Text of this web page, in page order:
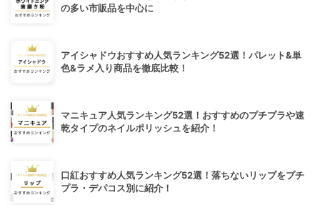
の多い市販品を中心に
アイシャドウおすすめ人気ランキング52選！パレット&単
色&ラメ入り商品を徹底比較！
マニキュア人気ランキング52選！おすすめのプチプラや速
乾タイプのネイルポリッシュを紹介！
口紅おすすめ人気ランキング52選！落ちないリップをプチ
プラ・デパコス別に紹介！